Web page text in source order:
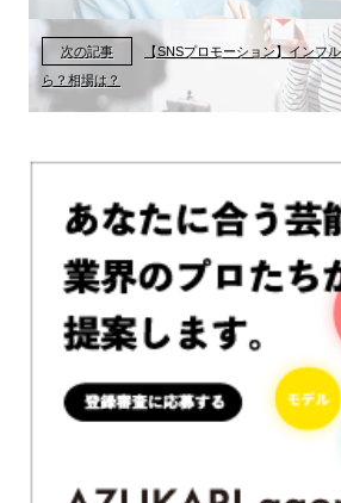
次の記事
【SNSプロモーション】インフ
ら？相場は？